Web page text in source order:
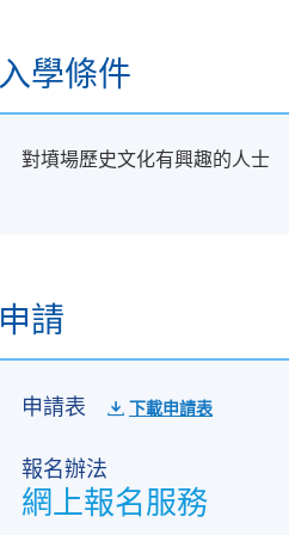
入學條件
對墳場歷史文化有興趣的人士
申請
申請表 下載申請表
報名辦法
網上報名服務